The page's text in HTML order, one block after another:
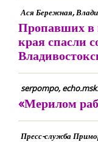
Ася Бережная,
Пропавших в
края спасли
serpompo,
«Мерилом
Пресс-служба